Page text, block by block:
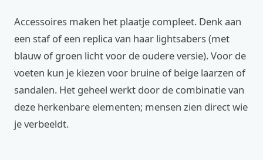
Accessoires maken het plaatje compleet. Denk aan
een staf of een replica van haar lightsabers (met
blauw of groen licht voor de oudere versie). Voor de
voeten kun je kiezen voor bruine of beige laarzen of
sandalen. Het geheel werkt door de combinatie van
deze herkenbare elementen; mensen zien direct wie
je verbeeldt.